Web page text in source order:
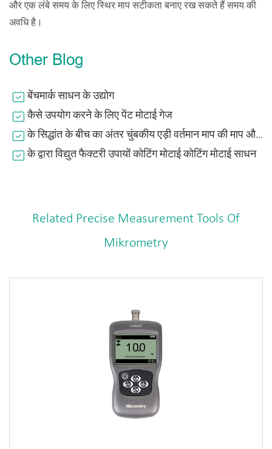
और एक लंबे समय के लिए स्थिर माप सटीकता बनाए रख सकते हैं समय की
अवधि है।
Other Blog
बेंचमार्क साधन के उद्योग
कैसे उपयोग करने के लिए पेंट मोटाई गेज
के सिद्धांत के बीच का अंतर चुंबकीय एड़ी वर्तमान माप की माप और सिद्धांत की कोटिंग मोटाई मीटर
के द्वारा विद्युत फैक्टरी उपायों कोटिंग मोटाई कोटिंग मोटाई साधन
Related Precise Measurement Tools Of
Mikrometry